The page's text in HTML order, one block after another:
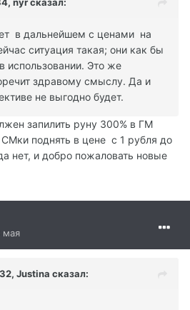
в дальнейшем с ценами на
ситуация такая; они как бы
использовании. Это же
здравому смыслу. Да и
не выгодно будет.
запилить руну 300% в ГМ
поднять в цене с 1 рубля до
нет, и добро пожаловать новые
мая
Justina сказал: